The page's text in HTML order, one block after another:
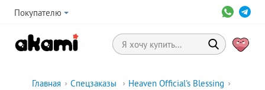
Покупателю
Главная › Спецзаказы › Heaven Official's Blessing ›